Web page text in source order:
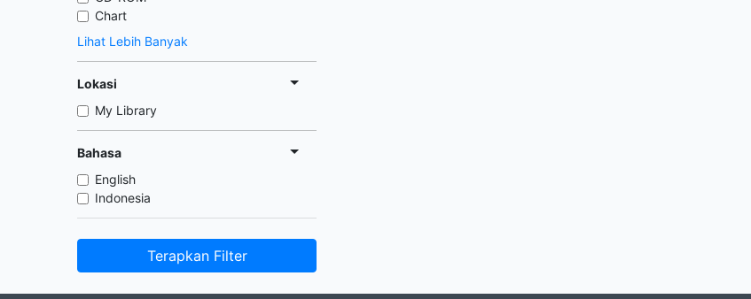
Chart
Lihat Lebih Banyak
Lokasi
My Library
Bahasa
English
Indonesia
Terapkan Filter